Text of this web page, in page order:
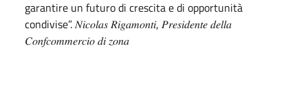
garantire un futuro di crescita e di opportunità
condivise”. 𝑁𝑖𝑐𝑜𝑙𝑎𝑠 𝑅𝑖𝑔𝑎𝑚𝑜𝑛𝑡𝑖, 𝑃𝑟𝑒𝑠𝑖𝑑𝑒𝑛𝑡𝑒 𝑑𝑒𝑙𝑙𝑎
𝐶𝑜𝑛𝑓𝑐𝑜𝑚𝑚𝑒𝑟𝑐𝑖𝑜 𝑑𝑖 𝑧𝑜𝑛𝑎